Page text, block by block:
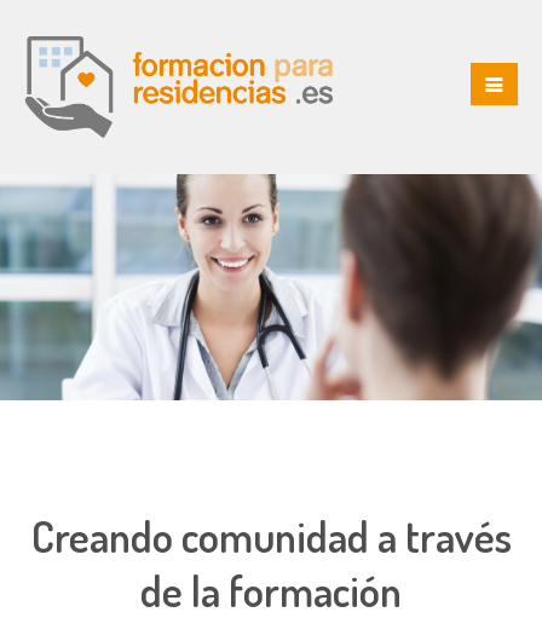
Creando comunidad a través
de la formación